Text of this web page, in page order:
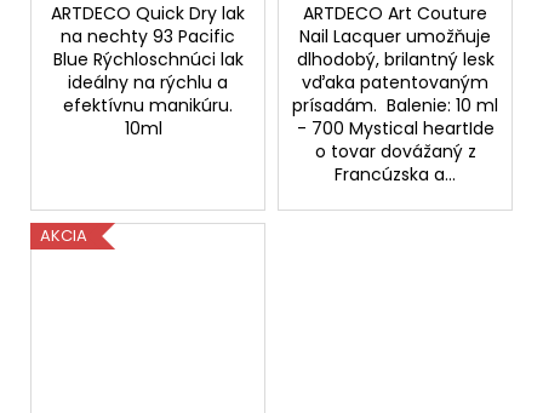
ARTDECO Quick Dry lak
na nechty 93 Pacific
Blue Rýchloschnúci lak
ideálny na rýchlu a
efektívnu manikúru.
10ml
ARTDECO Art Couture
Nail Lacquer umožňuje
dlhodobý, brilantný lesk
vďaka patentovaným
prísadám. Balenie: 10 ml
- 700 Mystical heartIde
o tovar dovážaný z
Francúzska a...
AKCIA